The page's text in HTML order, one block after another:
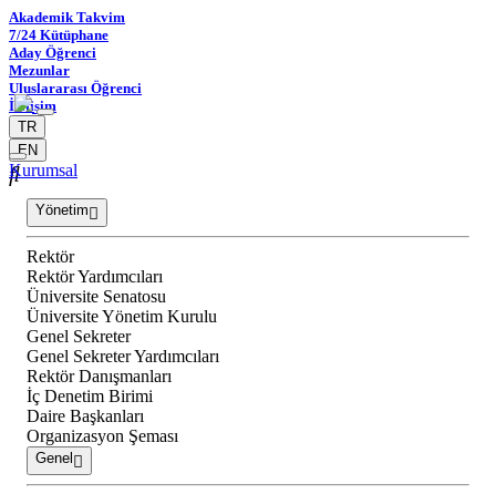
Akademik Takvim
7/24 Kütüphane
Aday Öğrenci
Mezunlar
Uluslararası Öğrenci
İletişim
TR
EN
Kurumsal
Yönetim
Rektör
Rektör Yardımcıları
Üniversite Senatosu
Üniversite Yönetim Kurulu
Genel Sekreter
Genel Sekreter Yardımcıları
Rektör Danışmanları
İç Denetim Birimi
Daire Başkanları
Organizasyon Şeması
Genel